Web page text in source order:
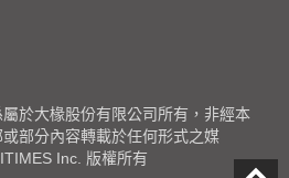
於大椽股份有限公司所有，非經本
部分內容轉載於任何形式之媒
Inc. 版權所有